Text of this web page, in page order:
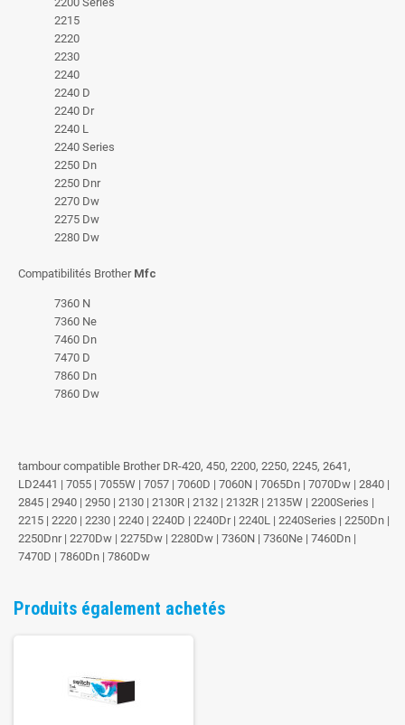
2215
2220
2230
2240
2240 D
2240 Dr
2240 L
2240 Series
2250 Dn
2250 Dnr
2270 Dw
2275 Dw
2280 Dw
Compatibilités Brother Mfc
7360 N
7360 Ne
7460 Dn
7470 D
7860 Dn
7860 Dw
tambour compatible Brother DR-420, 450, 2200, 2250, 2245, 2641,
LD2441 | 7055 | 7055W | 7057 | 7060D | 7060N | 7065Dn | 7070Dw | 2840 |
2845 | 2940 | 2950 | 2130 | 2130R | 2132 | 2132R | 2135W | 2200Series |
2215 | 2220 | 2230 | 2240 | 2240D | 2240Dr | 2240L | 2240Series | 2250Dn |
2250Dnr | 2270Dw | 2275Dw | 2280Dw | 7360N | 7360Ne | 7460Dn |
7470D | 7860Dn | 7860Dw
Produits également achetés